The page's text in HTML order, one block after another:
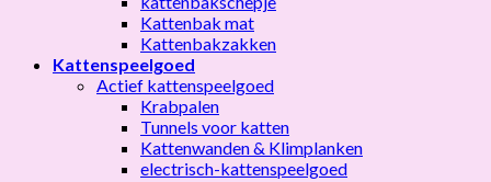
Kattenbak mat
Kattenbakzakken
Kattenspeelgoed
Actief kattenspeelgoed
Krabpalen
Tunnels voor katten
Kattenwanden & Klimplanken
electrisch-kattenspeelgoed